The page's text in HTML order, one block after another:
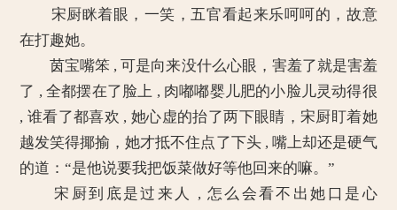
宋厨眯着眼，一笑，五官看起来乐呵呵的，故意
在打趣她。
茵宝嘴笨 , 可是向来没什么心眼，害羞了就是害羞
了 , 全都摆在了脸上 , 肉嘟嘟婴儿肥的小脸儿灵动得很
, 谁看了都喜欢 , 她心虚的抬了两下眼睛，宋厨盯着她
越发笑得揶揄，她才抵不住点了下头 , 嘴上却还是硬气
的道：“是他说要我把饭菜做好等他回来的嘛。”
宋厨到底是过来人 , 怎么会看不出她口是心